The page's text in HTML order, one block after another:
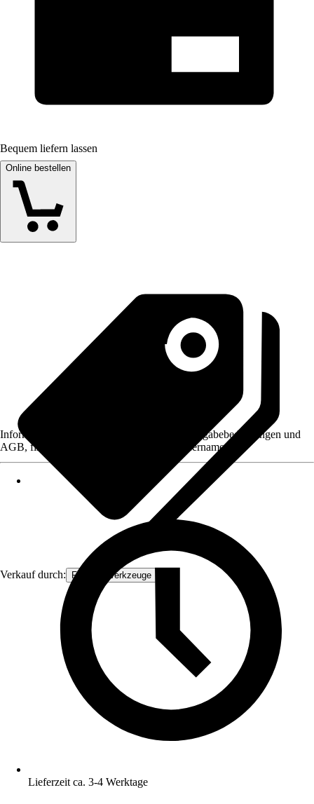
Bequem liefern lassen
Online bestellen
Verkauf durch: FAMEX-Werkzeuge
Informationen des Verkäufers, wie z. B. Rückgabebedingungen und
AGB, finden Sie bei Klick auf den Verkäufernamen.
Lieferzeit ca. 3-4 Werktage